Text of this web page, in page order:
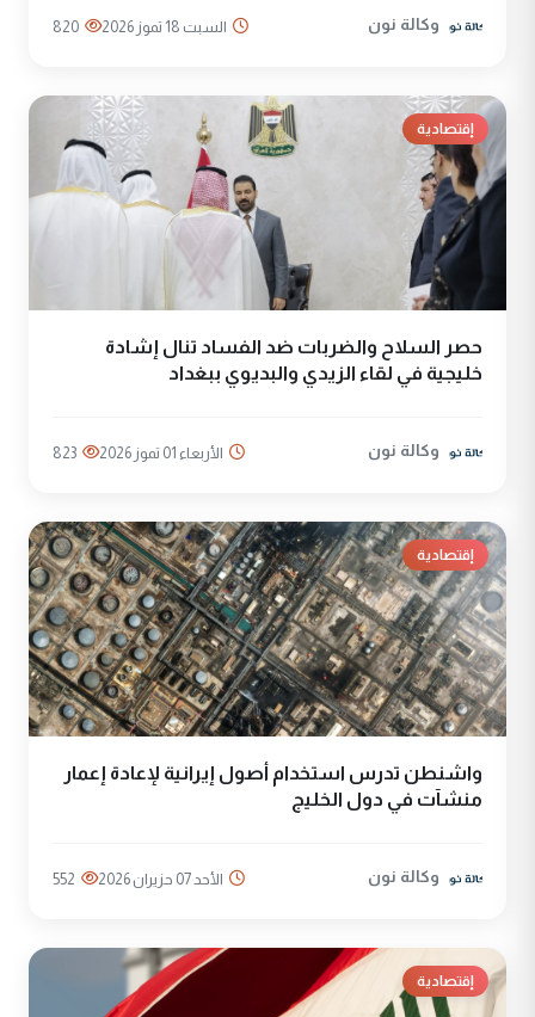
وكالة نون السبت 18 تموز 2026 820
إقتصادية
حصر السلاح والضربات ضد الفساد تنال إشادة
خليجية في لقاء الزيدي والبديوي ببغداد
وكالة نون الأربعاء 01 تموز 2026 823
إقتصادية
واشنطن تدرس استخدام أصول إيرانية لإعادة إعمار
منشآت في دول الخليج
وكالة نون الأحد 07 حزيران 2026 552
إقتصادية